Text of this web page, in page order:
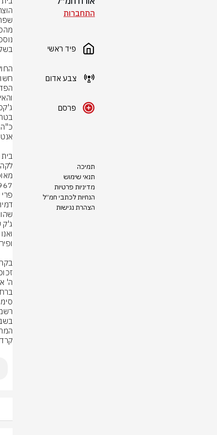
התחברות
פיד ראשי
צבע אדום
פרסם
תמיכה
תנאי שימוש
מדיניות פרטיות
הנחיות לכתבי חמ״ל
הצהרת נגישות